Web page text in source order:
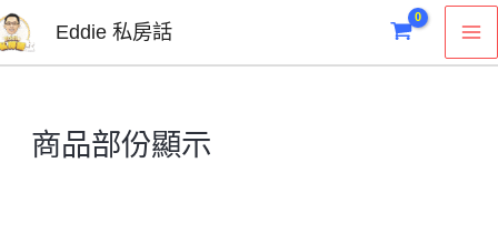
跳
至
Eddie 私房話
商品部份顯示